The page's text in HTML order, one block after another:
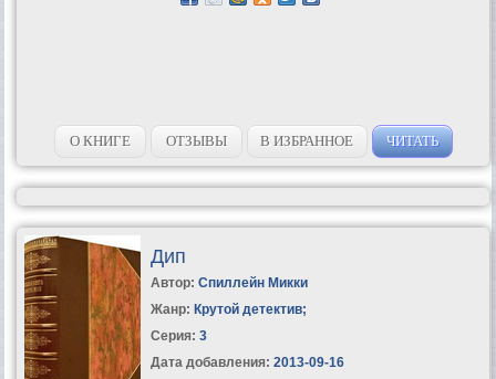
О КНИГЕ ОТЗЫВЫ В ИЗБРАННОЕ ЧИТАТЬ
Дип
Автор: Спиллейн Микки
Жанр: Крутой детектив;
Серия: 3
Дата добавления: 2013-09-16